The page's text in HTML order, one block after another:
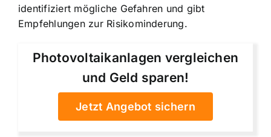
identifiziert mögliche Gefahren und gibt
Empfehlungen zur Risikominderung.
Photovoltaikanlagen vergleichen
und Geld sparen!
Jetzt Angebot sichern